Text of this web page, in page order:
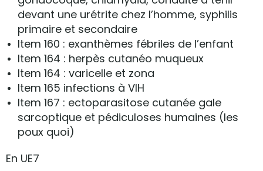
devant une urétrite chez l’homme, syphilis
primaire et secondaire
Item 160 : exanthèmes fébriles de l’enfant
Item 164 : herpès cutanéo muqueux
Item 164 : varicelle et zona
Item 165 infections à VIH
Item 167 : ectoparasitose cutanée gale
sarcoptique et pédiculoses humaines (les
poux quoi)
En UE7